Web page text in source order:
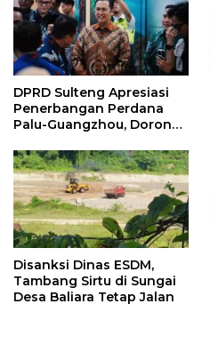
DPRD Sulteng Apresiasi
Penerbangan Perdana
Palu-Guangzhou, Dorong
Disanksi Dinas ESDM,
Tambang Sirtu di Sungai
Desa Baliara Tetap Jalan